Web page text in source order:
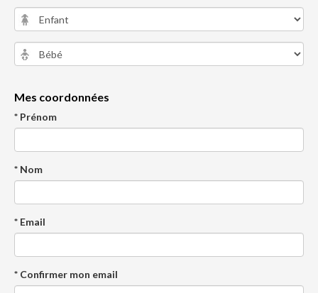
Mes coordonnées
* Prénom
* Nom
* Email
* Confirmer mon email